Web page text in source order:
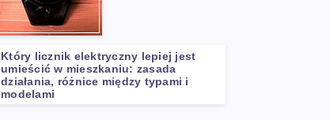
Który licznik elektryczny lepiej jest
umieścić w mieszkaniu: zasada
działania, różnice między typami i
modelami